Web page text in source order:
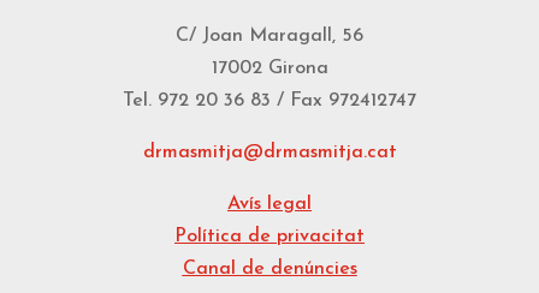
C/ Joan Maragall, 56
17002 Girona
Tel. 972 20 36 83 / Fax 972412747
drmasmitja@drmasmitja.cat
Avís legal
Política de privacitat
Canal de denúncies